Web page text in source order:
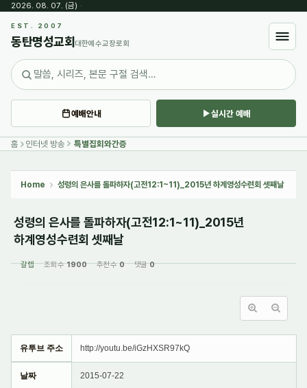
2026. 08. 07. (금) ·
EST. 2007
동탄명성교회 대한예수교장로회
예배안내 실시간 예배
홈 인터넷 방송 특별집회와간증
Home 성령의 은사를 돌파하자(고전12:1~11)_2015년 하계영성수련회 셋째날
성령의 은사를 돌파하자(고전12:1~11)_2015년
하계영성수련회 셋째날
갈렙 조회 수1900 추천 수0 댓글0
유투브 주소 http://youtu.be/iGzHXSR97kQ
날짜 2015-07-22
Sketchbook5, 스케치북5
Sketchbook5, 스케치북5